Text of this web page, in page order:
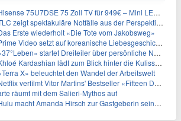
75U7DSE 75 Zoll TV für 949€ – Mini LED, 144Hz, 2026
zeigt spektakuläre Notfälle aus der Perspektive der Patienten
Erste wiederholt «Die Tote vom Jakobsweg»
Video setzt auf koreanische Liebesgeschichte
startet Dreiteiler über persönliche Neuanfänge
Kardashian lädt zum Blick hinter die Kulissen ihres Freundeskreises
X» beleuchtet den Wandel der Arbeitswelt
verfilmt Vitor Martins' Bestseller «Fifteen Days»
räumt mit dem Salieri-Mythos auf
macht Amanda Hirsch zur Gastgeberin seines Reality-Podcasts